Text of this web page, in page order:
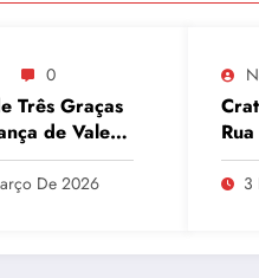
0
Três Graças
de Vale
as redes
De 2026 3